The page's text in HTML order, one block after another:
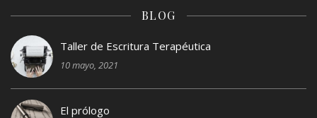
BLOG
Taller de Escritura Terapéutica
10 mayo, 2021
El prólogo